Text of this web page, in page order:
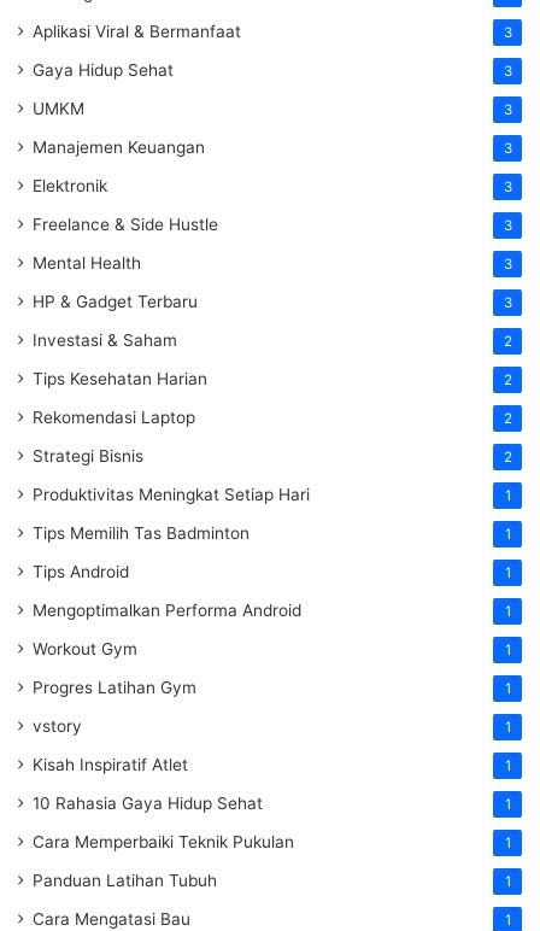
Aplikasi Viral & Bermanfaat 3
Gaya Hidup Sehat 3
UMKM 3
Manajemen Keuangan 3
Elektronik 3
Freelance & Side Hustle 3
Mental Health 3
HP & Gadget Terbaru 3
Investasi & Saham 2
Tips Kesehatan Harian 2
Rekomendasi Laptop 2
Strategi Bisnis 2
Produktivitas Meningkat Setiap Hari 1
Tips Memilih Tas Badminton 1
Tips Android 1
Mengoptimalkan Performa Android 1
Workout Gym 1
Progres Latihan Gym 1
vstory 1
Kisah Inspiratif Atlet 1
10 Rahasia Gaya Hidup Sehat 1
Cara Memperbaiki Teknik Pukulan 1
Panduan Latihan Tubuh 1
Cara Mengatasi Bau 1